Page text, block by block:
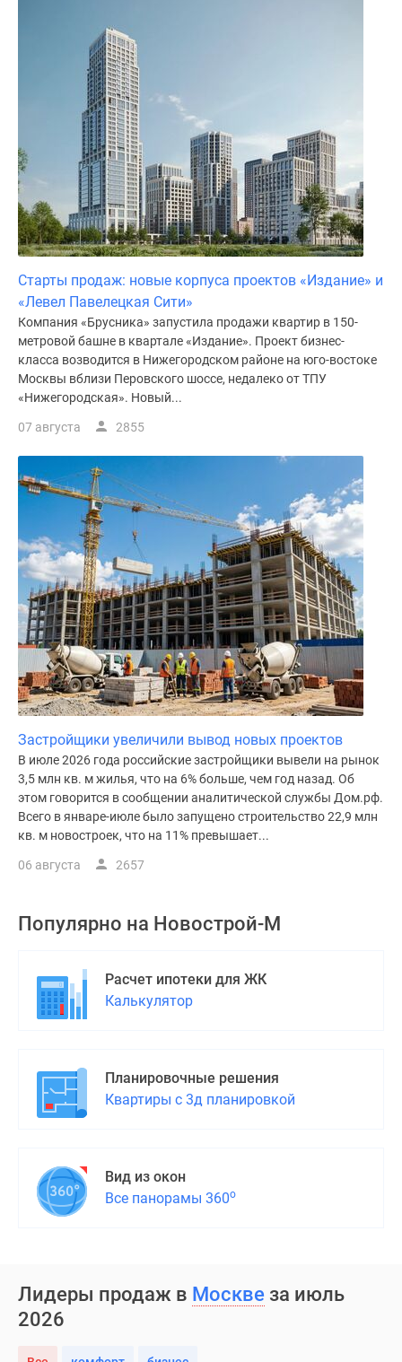
Старты продаж: новые корпуса проектов «Издание» и
«Левел Павелецкая Сити»
Компания «Брусника» запустила продажи квартир в 150-
метровой башне в квартале «Издание». Проект бизнес-
класса возводится в Нижегородском районе на юго-востоке
Москвы вблизи Перовского шоссе, недалеко от ТПУ
«Нижегородская». Новый...
07 августа 2855
Застройщики увеличили вывод новых проектов
В июле 2026 года российские застройщики вывели на рынок
3,5 млн кв. м жилья, что на 6% больше, чем год назад. Об
этом говорится в сообщении аналитической службы Дом.рф.
Всего в январе-июле было запущено строительство 22,9 млн
кв. м новостроек, что на 11% превышает...
06 августа 2657
Популярно на Новострой-М
Расчет ипотеки для ЖК
Калькулятор
Планировочные решения
Квартиры с 3д планировкой
Вид из окон
Все панорамы 360о
Лидеры продаж в Москве за июль
2026